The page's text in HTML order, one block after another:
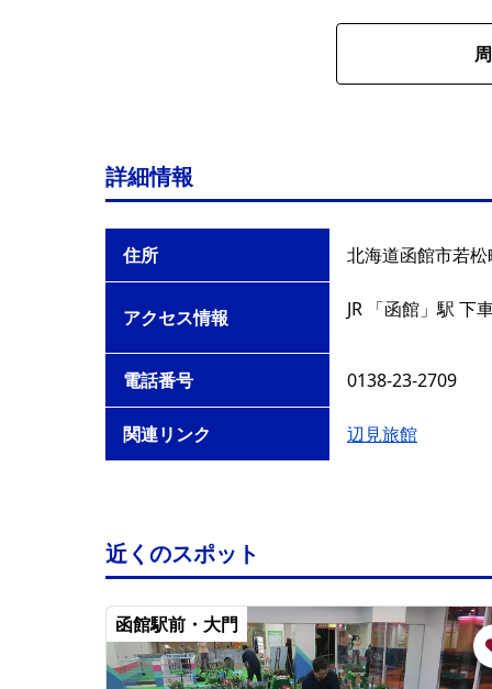
詳細情報
住所 北海道函館市若
アクセス情報 JR 「函館」駅
電話番号 0138-23-2709
関連リンク 辺見旅館
近くのスポット
函館駅前・大門